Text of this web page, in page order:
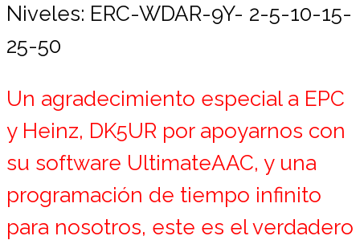
Niveles: ERC-WDAR-9Y- 2-5-10-15-
25-50
Un agradecimiento especial a EPC
y Heinz, DK5UR por apoyarnos con
su software UltimateAAC, y una
programación de tiempo infinito
para nosotros, este es el verdadero